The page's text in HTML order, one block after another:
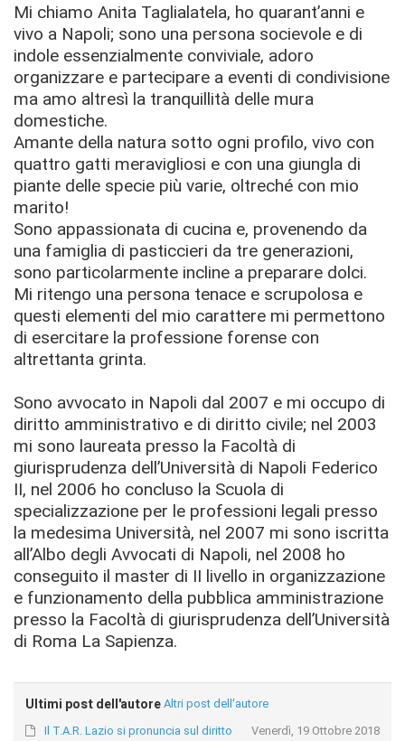
Mi chiamo Anita Taglialatela, ho quarant’anni e
vivo a Napoli; sono una persona socievole e di
indole essenzialmente conviviale, adoro
organizzare e partecipare a eventi di condivisione
ma amo altresì la tranquillità delle mura
domestiche.
Amante della natura sotto ogni profilo, vivo con
quattro gatti meravigliosi e con una giungla di
piante delle specie più varie, oltreché con mio
marito!
Sono appassionata di cucina e, provenendo da
una famiglia di pasticcieri da tre generazioni,
sono particolarmente incline a preparare dolci.
Mi ritengo una persona tenace e scrupolosa e
questi elementi del mio carattere mi permettono
di esercitare la professione forense con
altrettanta grinta.
Sono avvocato in Napoli dal 2007 e mi occupo di
diritto amministrativo e di diritto civile; nel 2003
mi sono laureata presso la Facoltà di
giurisprudenza dell’Università di Napoli Federico
II, nel 2006 ho concluso la Scuola di
specializzazione per le professioni legali presso
la medesima Università, nel 2007 mi sono iscritta
all’Albo degli Avvocati di Napoli, nel 2008 ho
conseguito il master di II livello in organizzazione
e funzionamento della pubblica amministrazione
presso la Facoltà di giurisprudenza dell’Università
di Roma La Sapienza.
Ultimi post dell'autore Altri post dell'autore
Venerdì, 19 Ottobre 2018
Il T.A.R. Lazio si pronuncia sul diritto